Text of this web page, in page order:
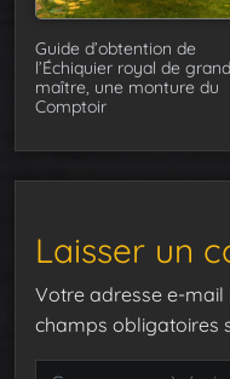
Guide d’obtention de
l’Échiquier royal de grand
maître, une monture du
Comptoir
Laisser un
Votre adresse e-mail
champs obligatoires